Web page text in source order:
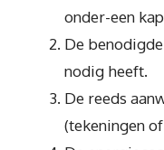
onder-een
De
nodig heeft.
De reeds
(tekeningen